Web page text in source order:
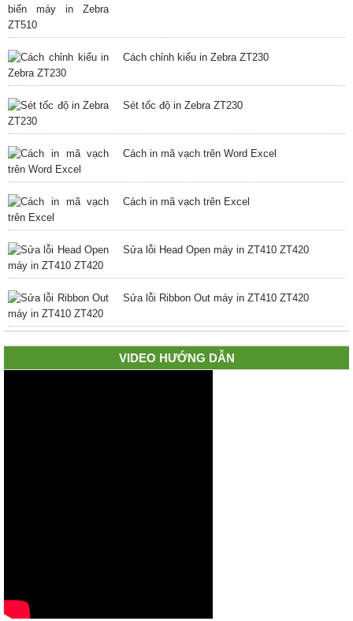
Cách chỉnh kiểu in Zebra ZT230
Sét tốc độ in Zebra ZT230
Cách in mã vạch trên Word Excel
Cách in mã vạch trên Excel
Sửa lỗi Head Open máy in ZT410 ZT420
Sửa lỗi Ribbon Out máy in ZT410 ZT420
VIDEO HƯỚNG DẪN